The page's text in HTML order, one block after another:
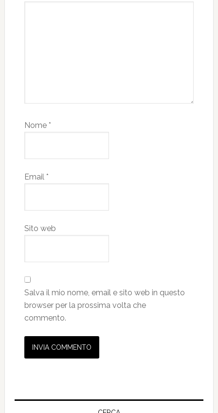
Nome *
Email *
Sito web
Salva il mio nome, email e sito web in questo
browser per la prossima volta che
commento.
Barra